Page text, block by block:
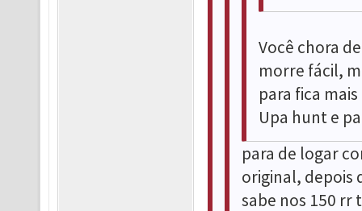
Você chora
morre fácil,
para fica
Upa hunt e
para de logar
original, depois
sabe nos 150 rr